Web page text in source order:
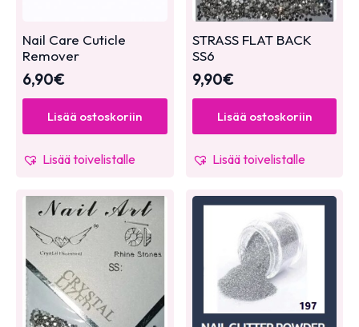
Nail Care Cuticle
Remover
6,90€
Lisää ostoskoriin
Lisää toivelistalle
STRASS FLAT BACK
SS6
9,90€
Lisää ostoskoriin
Lisää toivelistalle